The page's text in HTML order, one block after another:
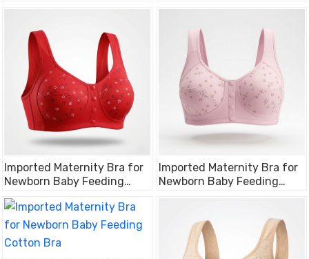
Imported Maternity Bra for
Newborn Baby Feeding
Cotton Bra
Imported Maternity Bra for
Newborn Baby Feeding